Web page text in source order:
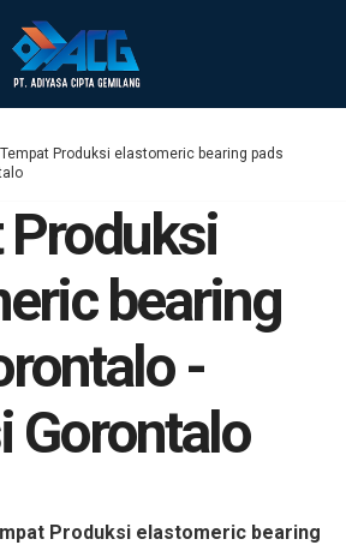
Tempat Produksi elastomeric bearing pads
bearing
-
Gorontalo
Produksi elastomeric bearing